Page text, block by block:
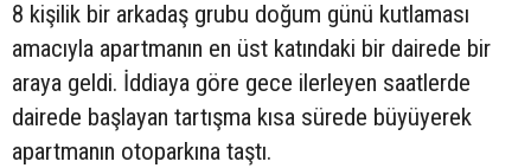
8 kişilik bir arkadaş grubu doğum günü kutlaması
amacıyla apartmanın en üst katındaki bir dairede bir
araya geldi. İddiaya göre gece ilerleyen saatlerde
dairede başlayan tartışma kısa sürede büyüyerek
apartmanın otoparkına taştı.